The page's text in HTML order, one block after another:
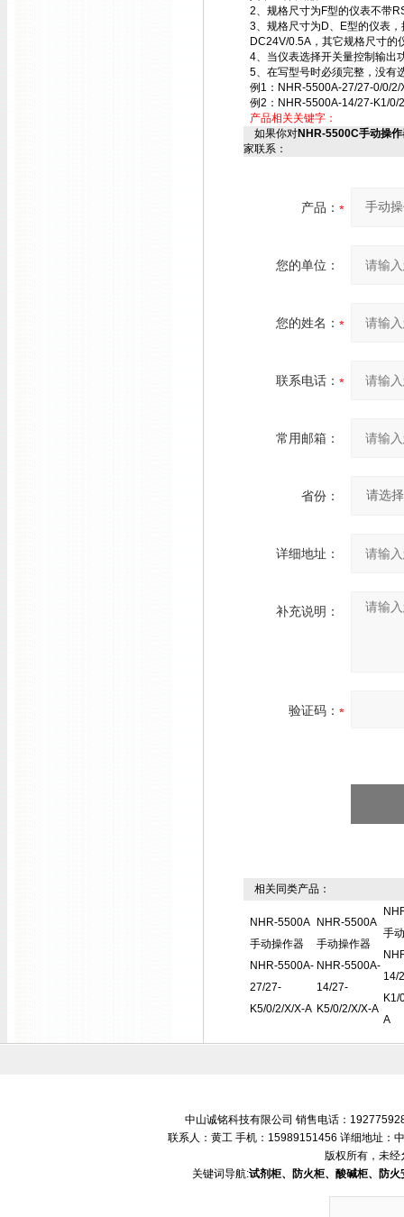
2、规格尺寸为F型的仪表不带
3、规格尺寸为D、E型的仪表
DC24V/0.5A，其它规格尺寸
4、当仪表选择开关量控制输出
5、在写型号时必须完整，没有
例1：NHR-5500A-27/27-0/0/2/
例2：NHR-5500A-14/27-K1/0/
产品相关关键字：
如果你对NHR-5500C手动操
家联系：
产品：
您的单位：
您的姓名：
联系电话：
常用邮箱：
省份：
详细地址：
补充说明：
验证码：
相关同类产品：
NHR-5500A
手动操作器
NHR-5500A-
27/27-
K5/0/2/X/X-A
NHR-5500A
手动操作器
NHR-5500A-
14/27-
K5/0/2/X/X-A
手
14/
K1/
A
中山诚铭科技有限公司 销售电话：
联系人：黄工 手机：15989151456 详细地址：
版权所有，未经
关键词导航:试剂柜、防火柜、酸碱柜、防